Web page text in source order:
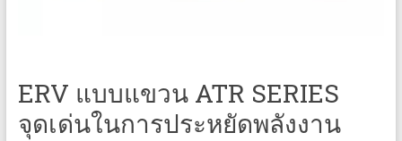
ERV แบบแขวน ATR SERIES
จุดเด่นในการประหยัดพลังงาน